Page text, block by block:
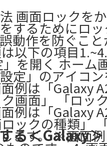
画面ロックを
するためにロ
動作を防ぐこ
以下の項目
を開く ホーム
定」のアイコ
例は「Galaxy
画面」 「ロッ
例は「Galaxy
ックの種類」
ます。 ※画面
る＜Galaxy＞